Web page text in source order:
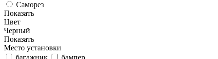
Саморез
Показать
Цвет
Черный
Показать
Место установки
багажник
бампер